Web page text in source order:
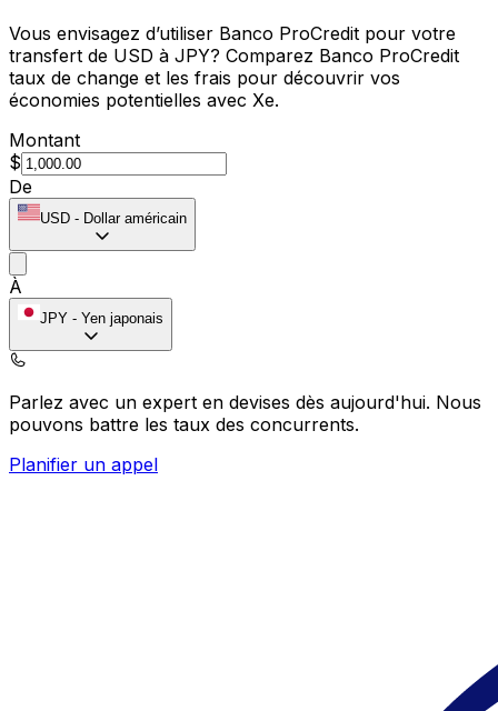
Vous envisagez d’utiliser Banco ProCredit pour votre
transfert de USD à JPY? Comparez Banco ProCredit
taux de change et les frais pour découvrir vos
économies potentielles avec Xe.
Montant
$
De
USD - Dollar américain
À
JPY - Yen japonais
Parlez avec un expert en devises dès aujourd'hui. Nous
pouvons battre les taux des concurrents.
Planifier un appel